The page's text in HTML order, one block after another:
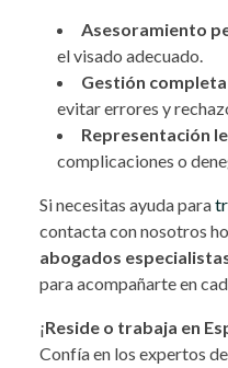
Asesoramiento
el visado adecuado.
Gestión completa
evitar errores y
Representación
complicaciones o
Si necesitas ayuda para
contacta con nosotros
abogados
para acompañarte en
¡Reside o trabaja en
Confía en los expertos de